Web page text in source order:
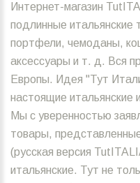
Интернет-магазин
подлинные итальянские
портфели, чемоданы,
аксессуары и т. д. Вся
Европы. Идея "Тут
настоящие итальянские
Мы с уверенностью
товары,
(русская версия
итальянские. Тут не